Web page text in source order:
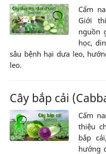
Cẩm
Giới
nguồn
học,
sâu bệnh hại dưa leo,
leo.
Cây bắp cải
Cẩm
thiệu
bắp
hướng